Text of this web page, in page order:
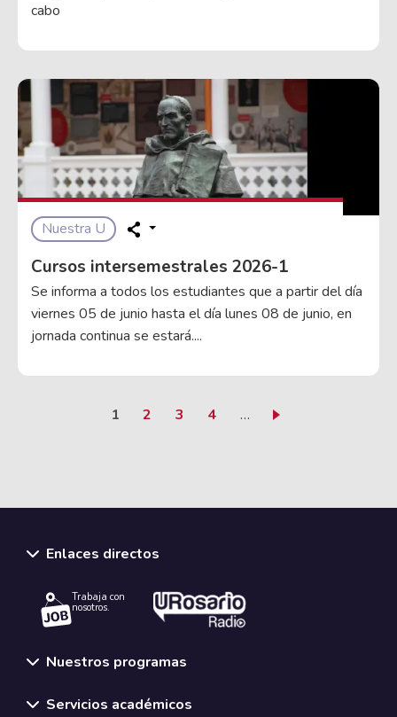
cabo
Nuestra U
Cursos intersemestrales 2026-1
Se informa a todos los estudiantes que a partir del día
viernes 05 de junio hasta el día lunes 08 de junio, en
jornada continua se estará....
Página actual
1 Page
2 Page
3 Page
4 …
Enlaces directos
Trabaja con
nosotros.
Nuestros programas
Servicios académicos